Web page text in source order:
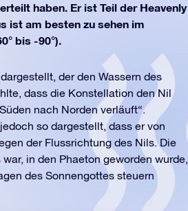
haben. Er ist Teil der Heavenly
ist am besten zu sehen im
bis -90°).
der den Wassern des
dass die Konstellation den Nil
nach Norden verläuft“.
so dargestellt, dass er von
der Flussrichtung des Nils. Die
in den Phaeton geworden wurde,
des Sonnengottes steuern